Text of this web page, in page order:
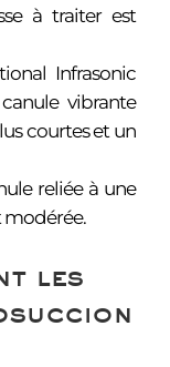
à traiter est
Infrasonic
vibrante
courtes et un
reliée à une
modérée.
les